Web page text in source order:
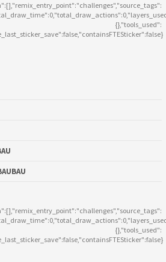
{},"tools_used":
{},"tools_used":